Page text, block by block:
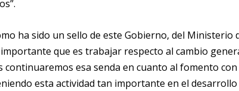
ha sido un sello de este Gobierno, del
que es trabajar respecto al cambio
continuaremos esa senda en cuanto al fomento
esta actividad tan importante en el desarrollo